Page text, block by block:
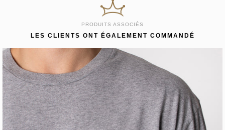
PRODUITS ASSOCIÉS
LES CLIENTS ONT ÉGALEMENT COMMANDÉ
KENZO
T-SHIRT KENZO 'BOKE FLOWER'